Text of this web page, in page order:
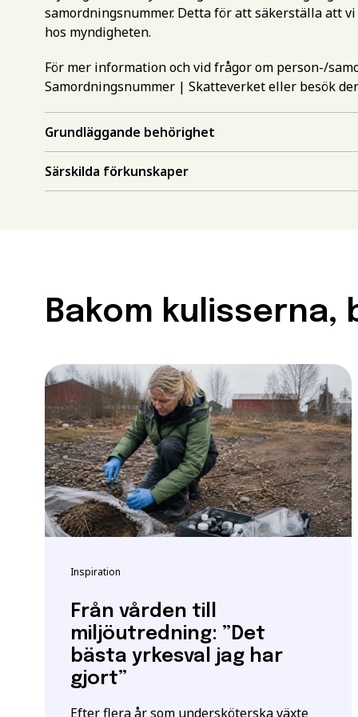
samordningsnummer. Detta för att säkerställa att
hos myndigheten.
För mer information och vid frågor om person-/
Samordningsnummer | Skatteverketeller besök
Grundläggande behörighet
Särskilda förkunskaper
Bakom
Inspiration
Från vården till
miljöutredning: ”Det
bästa yrkesval jag har
gjort”
Efter flera år som undersköterska växte
Välj det
Gör en
mer
E-post*
*Observera att detta inte
För att kunna söka till
måste ha en
Vänligen notera: För
yrkeshögskolan krävs
att vi registrerar
För mer information
Samordningsnummer |
Grundläggande